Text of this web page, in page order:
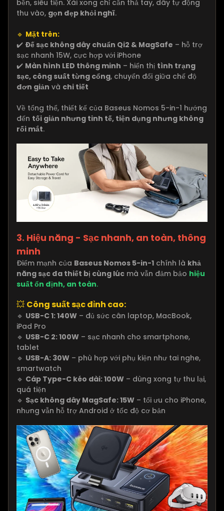
bền, siêu tiện. Xài xong chỉ cần thả tay, dây tự động
thu vào, gọn đẹp khỏi nghĩ.
🔹 Mặt trên:
✔️ Đế sạc không dây chuẩn Qi2 & MagSafe – hỗ trợ
sạc nhanh 15W, cực hợp với iPhone
✔️ Màn hình LED thông minh – hiển thị tình trạng
sạc, công suất từng cổng, chuyển đổi giữa chế độ
đơn giản và chi tiết
Về tổng thể, thiết kế của Baseus Nomos 5-in-1 hướng
đến tối giản nhưng tinh tế, tiện dụng nhưng không
rối mắt.
3. Hiệu năng - Sạc nhanh, an toàn, thông
minh
Điểm mạnh của Baseus Nomos 5-in-1 chính là khả
năng sạc đa thiết bị cùng lúc mà vẫn đảm bảo hiệu
suất ổn định, an toàn.
💥 Công suất sạc đỉnh cao:
🔹 USB-C 1: 140W – đủ sức cân laptop, MacBook,
iPad Pro
🔹 USB-C 2: 100W – sạc nhanh cho smartphone,
tablet
🔹 USB-A: 30W – phù hợp với phụ kiện như tai nghe,
smartwatch
🔹 Cáp Type-C kéo dài: 100W – dùng xong tự thu lại,
quá tiện
🔹 Sạc không dây MagSafe: 15W – tối ưu cho iPhone,
nhưng vẫn hỗ trợ Android ở tốc độ cơ bản